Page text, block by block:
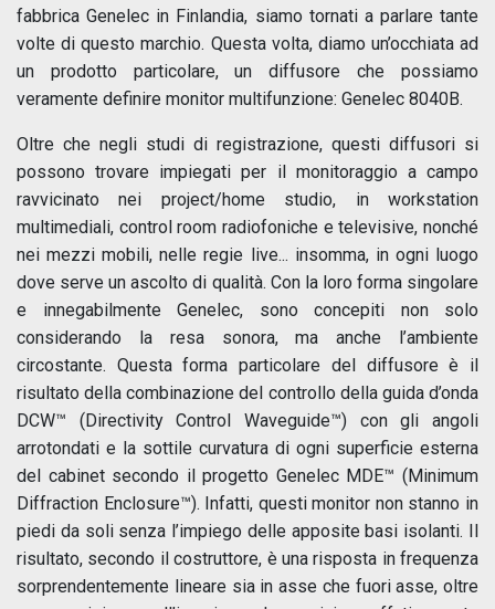
fabbrica Genelec in Finlandia, siamo tornati a parlare tante
volte di questo marchio. Questa volta, diamo un’occhiata ad
un prodotto particolare, un diffusore che possiamo
veramente definire monitor multifunzione: Genelec 8040B.
Oltre che negli studi di registrazione, questi diffusori si
possono trovare impiegati per il monitoraggio a campo
ravvicinato nei project/home studio, in workstation
multimediali, control room radiofoniche e televisive, nonché
nei mezzi mobili, nelle regie live... insomma, in ogni luogo
dove serve un ascolto di qualità. Con la loro forma singolare
e innegabilmente Genelec, sono concepiti non solo
considerando la resa sonora, ma anche l’ambiente
circostante. Questa forma particolare del diffusore è il
risultato della combinazione del controllo della guida d’onda
DCW™ (Directivity Control Waveguide™) con gli angoli
arrotondati e la sottile curvatura di ogni superficie esterna
del cabinet secondo il progetto Genelec MDE™ (Minimum
Diffraction Enclosure™). Infatti, questi monitor non stanno in
piedi da soli senza l’impiego delle apposite basi isolanti. Il
risultato, secondo il costruttore, è una risposta in frequenza
sorprendentemente lineare sia in asse che fuori asse, oltre